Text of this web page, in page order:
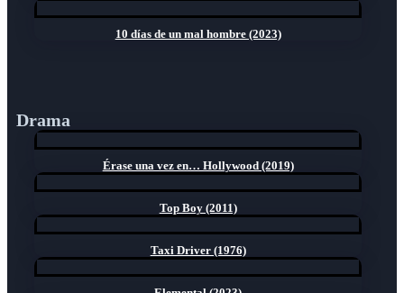
10 días de un mal hombre (2023)
Drama
Érase una vez en… Hollywood (2019)
Top Boy (2011)
Taxi Driver (1976)